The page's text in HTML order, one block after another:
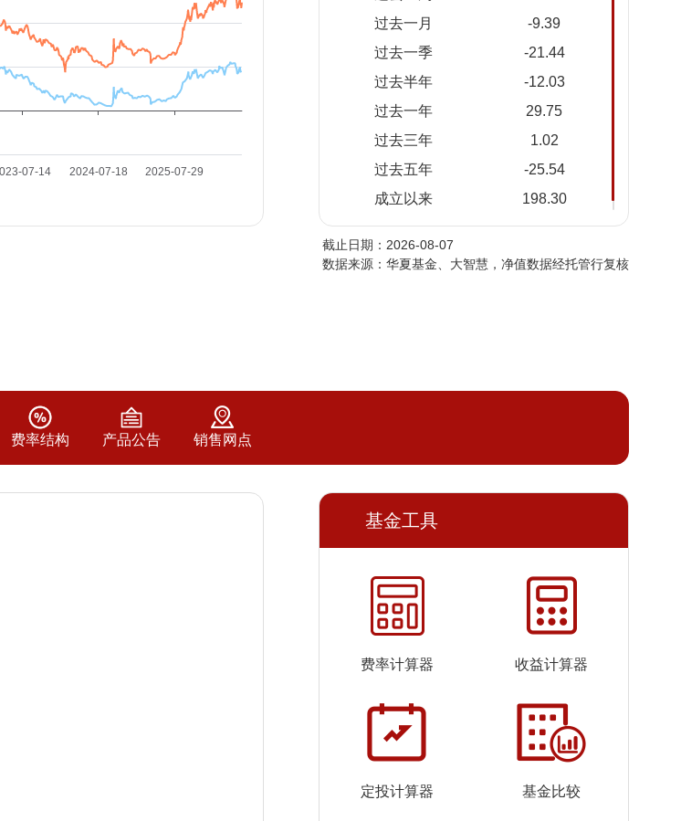
过去一月
-9.39
过去一季
-21.44
过去半年
-12.03
过去一年
29.75
过去三年
1.02
过去五年
-25.54
成立以来
198.30
08-06
2026-
08-05
2.980
2026-
08-04
2.915
2026-
2.875
2026-
07-31
2.860 2.860
07-24
2026-
07-23
2.918 2.918
2.803
2026-
07-21
2.841
2026-
2.712
2026-
2.747
截止日期：2026-08-07
数据来源：华夏基金、大智慧，净值数据经托管行复核
费率结构 产品公告 销售网点
基金工具
费率计算器 收益计算器
定投计算器 基金比较